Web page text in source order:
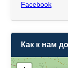
Facebook
Как к нам